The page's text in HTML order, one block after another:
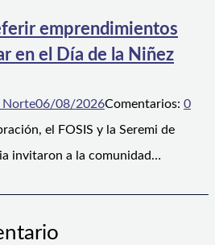
emprendimientos
en el Día de la Niñez
Norte06/08/2026Comentarios: 0
el FOSIS y la Seremi de
invitaron a la comunidad…